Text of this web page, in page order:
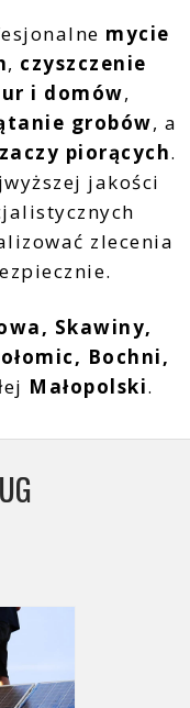
mycie
, czyszczenie
i domów,
grobów, a
piorących.
jakości
zlecenia
Skawiny,
Bochni,
Małopolski.